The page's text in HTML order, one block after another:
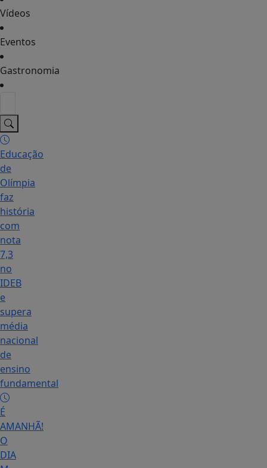
Vídeos
Eventos
Gastronomia
Educação
de
Olímpia
faz
história
com
nota
7,3
no
IDEB
e
supera
média
nacional
de
ensino
fundamental
É
AMANHÃ!
O
DIA